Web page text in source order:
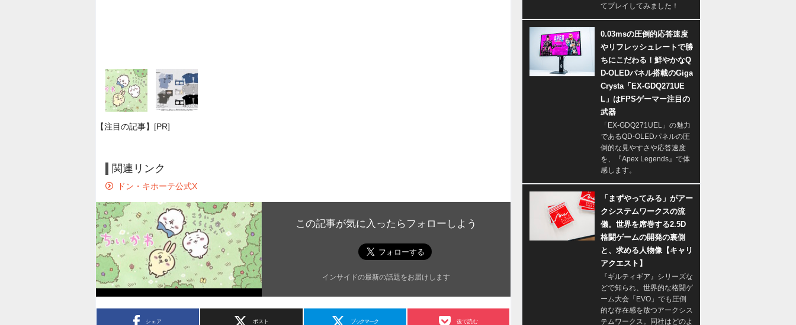
【注目の記事】[PR]
関連リンク
ドン・キホーテ公式X
この記事が気に入ったらフォローしよう
インサイドの最新の話題をお届けします
シェア ポスト ブックマーク 後で読む
てプレイしてみました！
0.03msの圧倒的応答速度
やリフレッシュレートで勝
ちにこだわる！鮮やかなQ
D-OLEDパネル搭載のGiga
Crysta「EX-GDQ271UE
L」はFPSゲーマー注目の
武器
「EX-GDQ271UEL」の魅力
であるQD-OLEDパネルの圧
倒的な見やすさや応答速度
を、『Apex Legends』で体
感します。
「まずやってみる」がアー
クシステムワークスの流
儀。世界を席巻する2.5D
格闘ゲームの開発の裏側
と、求める人物像【キャリ
アクエスト】
『ギルティギア』シリーズな
どで知られ、世界的な格闘ゲ
ーム大会「EVO」でも圧倒
的な存在感を放つアークシス
テムワークス。同社はどのよ